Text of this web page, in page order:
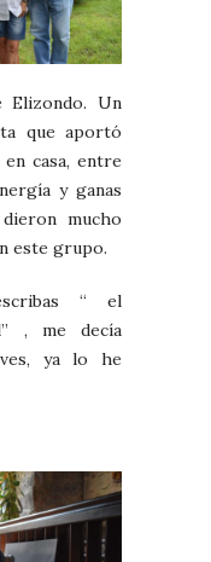
Un
que aportó
casa, entre
y ganas
mucho
este grupo.
“ el
, me decía
ves, ya lo he